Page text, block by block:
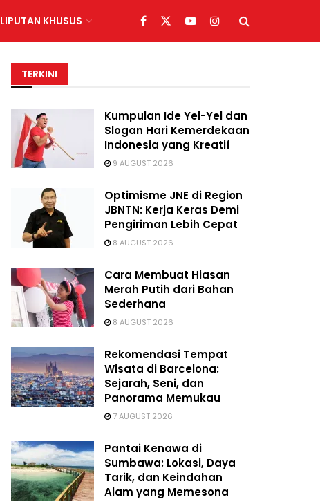
LIPUTAN KHUSUS
TERKINI
Kumpulan Ide Yel-Yel dan
Slogan Hari Kemerdekaan
Indonesia yang Kreatif
9 AUGUST 2026
Optimisme JNE di Region
JBNTN: Kerja Keras Demi
Pengiriman Lebih Cepat
8 AUGUST 2026
Cara Membuat Hiasan
Merah Putih dari Bahan
Sederhana
8 AUGUST 2026
Rekomendasi Tempat
Wisata di Barcelona:
Sejarah, Seni, dan
Panorama Memukau
7 AUGUST 2026
Pantai Kenawa di
Sumbawa: Lokasi, Daya
Tarik, dan Keindahan
Alam yang Memesona